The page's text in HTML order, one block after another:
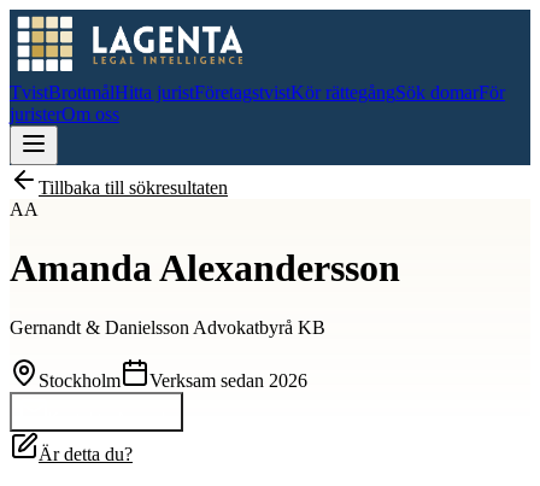
TvistBrottmålHitta juristFöretagstvistKör rättegångSök domarFör
juristerOm oss
Tillbaka till sökresultaten
AA
Amanda Alexandersson
Gernandt & Danielsson Advokatbyrå KB
Stockholm Verksam sedan 2026
Är detta du?